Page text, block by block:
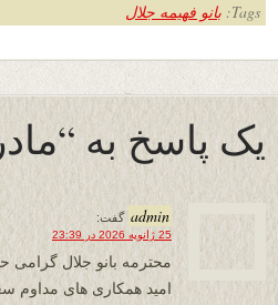
Tags: بانو فهیمه جلال
یک پاسخ به
admin گفت:
25 ژانویه 2026 در 23:39
امید همکاری های مداوم